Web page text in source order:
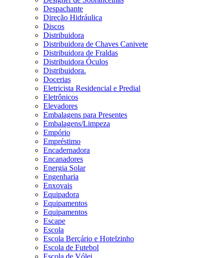
Despachante
Direção Hidráulica
Discos
Distribuidora
Distribuidora de Chaves Canivete
Distribuidora de Fraldas
Distribuidora Óculos
Distribuidora.
Docerias
Eletricista Residencial e Predial
Eletrônicos
Elevadores
Embalagens para Presentes
Embalagens/Limpeza
Empório
Empréstimo
Encadernadora
Encanadores
Energia Solar
Engenharia
Enxovais
Equipadora
Equipamentos
Equipamentos
Escape
Escola
Escola Berçário e Hotelzinho
Escola de Futebol
Escola de Vólei